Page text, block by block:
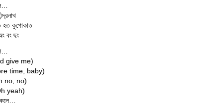
হত কুপোকাত
বং ছং
give me)
time, baby)
no, no)
yeah)